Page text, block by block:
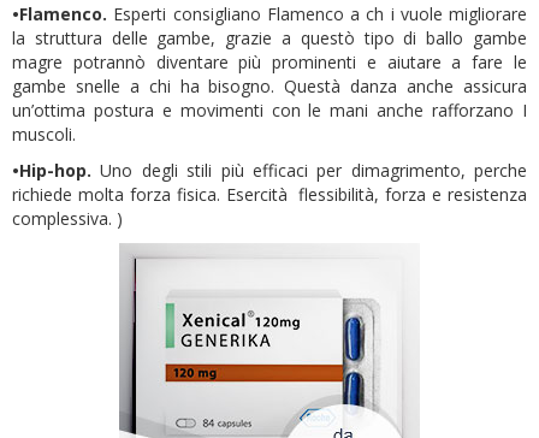
•Flamenco. Esperti consigliano Flamenco a ch i vuole migliorare
la struttura delle gambe, grazie a questò tipo di ballo gambe
magre potrannò diventare più prominenti e aiutare a fare le
gambe snelle a chi ha bisogno. Questà danza anche assicura
un’ottima postura e movimenti con le mani anche rafforzano I
muscoli.
•Hip-hop. Uno degli stili più efficaci per dimagrimento, perche
richiede molta forza fisica. Esercità flessibilità, forza e resistenza
complessiva. )